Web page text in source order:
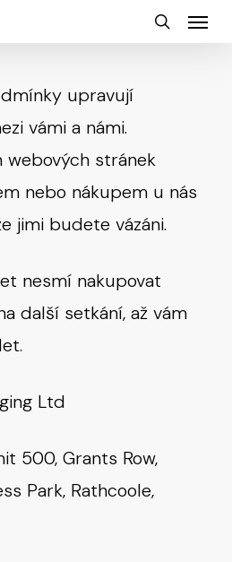
search
Menu
upravují
vámi a námi.
webových stránek
nebo nákupem u nás
jimi budete vázáni.
nesmí nakupovat
další setkání, až vám
Ltd
500, Grants Row,
Park, Rathcoole,